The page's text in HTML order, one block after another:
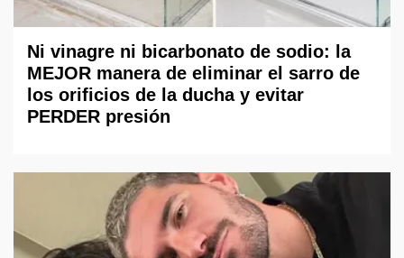
Ni vinagre ni bicarbonato de sodio: la
MEJOR manera de eliminar el sarro de
los orificios de la ducha y evitar
PERDER presión